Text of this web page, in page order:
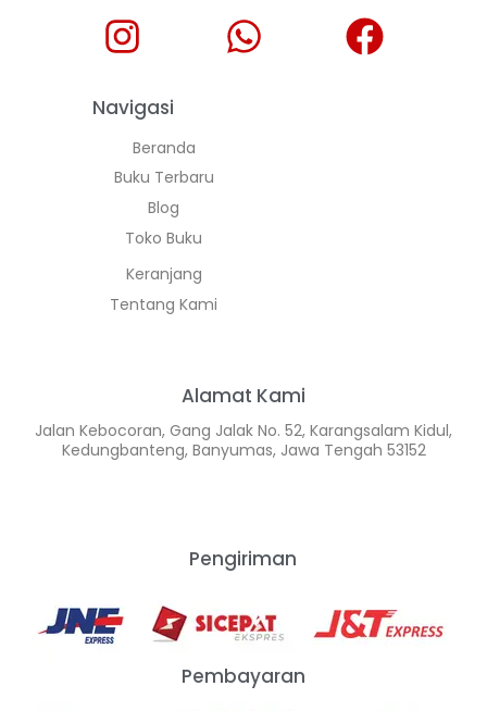
Navigasi
Beranda
Buku Terbaru
Blog
Toko Buku
Keranjang
Tentang Kami
Alamat Kami
Jalan Kebocoran, Gang Jalak No. 52, Karangsalam Kidul,
Kedungbanteng, Banyumas, Jawa Tengah 53152
Pengiriman
Pembayaran